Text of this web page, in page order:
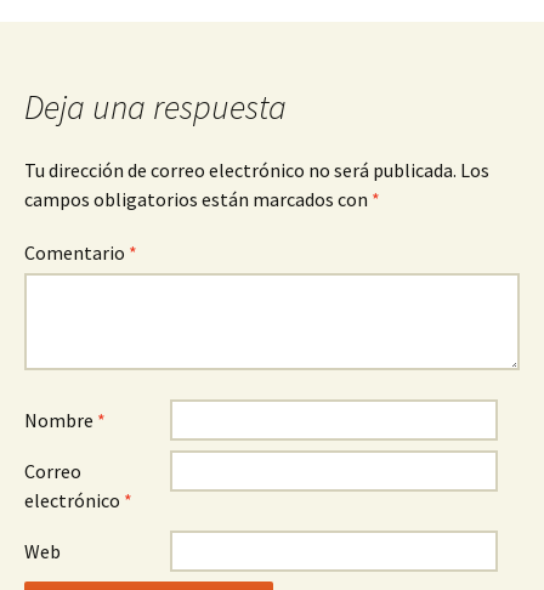
de
entradas
Deja una respuesta
Tu dirección de correo electrónico no será publicada. Los
campos obligatorios están marcados con *
Comentario *
Nombre *
Correo
electrónico *
Web